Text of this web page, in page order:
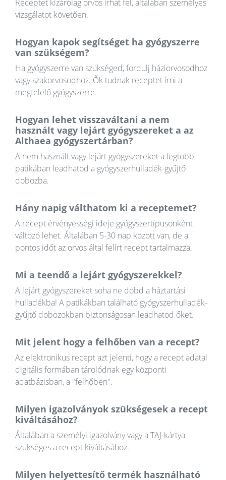
Receptet kizárólag orvos írhat fel, általában személyes
vizsgálatot követően.
Hogyan kapok segítséget ha gyógyszerre
van szükségem?
Ha gyógyszerre van szükséged, fordulj háziorvosodhoz
vagy szakorvosodhoz. Ők tudnak receptet írni a
megfelelő gyógyszerre.
Hogyan lehet visszaváltani a nem
használt vagy lejárt gyógyszereket a az
Althaea gyógyszertárban?
A nem használt vagy lejárt gyógyszereket a legtöbb
patikában leadhatod a gyógyszerhulladék-gyűjtő
dobozba.
Hány napig válthatom ki a receptemet?
A recept érvényességi ideje gyógyszertípusonként
változó lehet. Általában 5-30 nap között van, de a
pontos időt az orvos által felírt recept tartalmazza.
Mi a teendő a lejárt gyógyszerekkel?
A lejárt gyógyszereket soha ne dobd a háztartási
hulladékba! A patikákban található gyógyszerhulladék-
gyűjtő dobozokban biztonságosan leadhatod őket.
Mit jelent hogy a felhőben van a recept?
Az elektronikus recept azt jelenti, hogy a recept adatai
digitális formában tárolódnak egy központi
adatbázisban, a "felhőben".
Milyen igazolványok szükségesek a recept
kiváltásához?
Általában a személyi igazolvány vagy a TAJ-kártya
szükséges a recept kiváltásához.
Milyen helyettesítő termék használható